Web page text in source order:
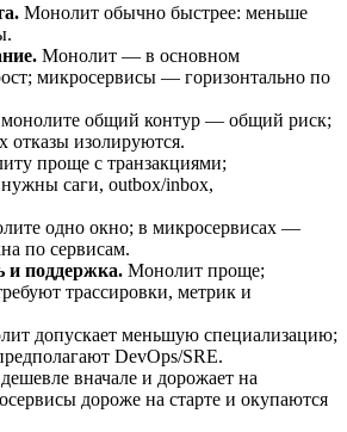
Монолит обычно быстрее: меньше
Монолит — в основном
микросервисы — горизонтально по
общий контур — общий риск;
отказы изолируются.
проще с транзакциями;
саги, outbox/inbox,
одно окно; в микросервисах —
по сервисам.
и поддержка. Монолит проще;
трассировки, метрик и
допускает меньшую специализацию;
DevOps/SRE.
вначале и дорожает на
дороже на старте и окупаются